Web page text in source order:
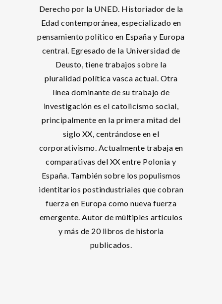
Derecho por la UNED. Historiador de la
Edad contemporánea, especializado en
pensamiento político en España y Europa
central. Egresado de la Universidad de
Deusto, tiene trabajos sobre la
pluralidad política vasca actual. Otra
línea dominante de su trabajo de
investigación es el catolicismo social,
principalmente en la primera mitad del
siglo XX, centrándose en el
corporativismo. Actualmente trabaja en
comparativas del XX entre Polonia y
España. También sobre los populismos
identitarios postindustriales que cobran
fuerza en Europa como nueva fuerza
emergente. Autor de múltiples artículos
y más de 20 libros de historia
publicados.